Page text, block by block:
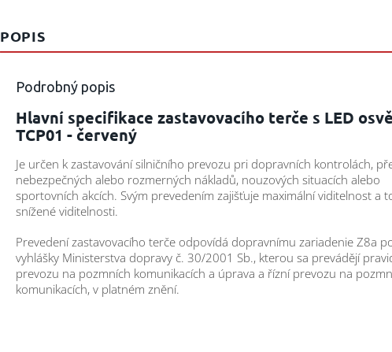
POPIS
Podrobný popis
Hlavní specifikace zastavovacího terče s LED
TCP01 - červený
Je určen k zastavování silničního prevozu pri dopravních kontrolách,
nebezpečných alebo rozmerných nákladů, nouzových situacích alebo
sportovních akcích. Svým prevedením zajišťuje maximální viditelnost a
snížené viditelnosti.
Prevedení zastavovacího terče odpovídá dopravnímu zariadenie Z8a
vyhlášky Ministerstva dopravy č. 30/2001 Sb., kterou sa prevádějí
prevozu na pozmních komunikacích a úprava a řízní prevozu na
komunikacích, v platném znění.